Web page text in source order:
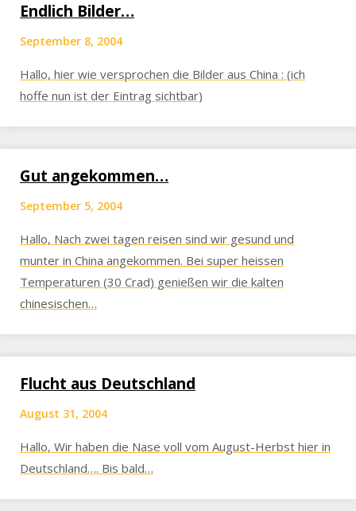
Endlich Bilder…
September 8, 2004
Hallo, hier wie versprochen die Bilder aus China : (ich
hoffe nun ist der Eintrag sichtbar)
Gut angekommen…
September 5, 2004
Hallo, Nach zwei tagen reisen sind wir gesund und
munter in China angekommen. Bei super heissen
Temperaturen (30 Crad) genießen wir die kalten
chinesischen…
Flucht aus Deutschland
August 31, 2004
Hallo, Wir haben die Nase voll vom August-Herbst hier in
Deutschland…. Bis bald…